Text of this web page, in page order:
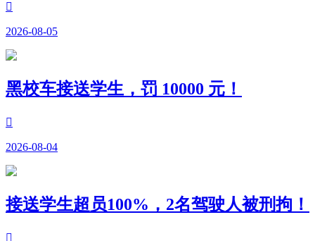

2026-08-05
黑校车接送学生，罚 10000 元！

2026-08-04
接送学生超员100%，2名驾驶人被刑拘！
